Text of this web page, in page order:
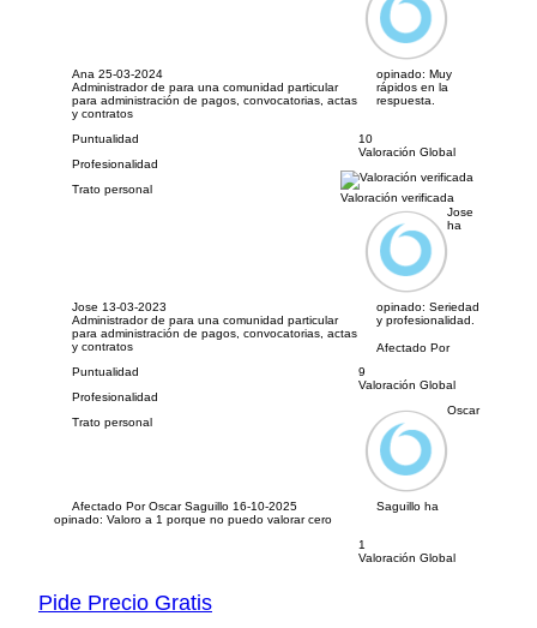
Ana 25-03-2024
Administrador de para una comunidad particular
para administración de pagos, convocatorias, actas
y contratos
opinado: Muy
rápidos en la
respuesta.
Puntualidad
Profesionalidad
Trato personal
10
Valoración Global
Valoración verificada
Jose 13-03-2023
Administrador de para una comunidad particular
para administración de pagos, convocatorias, actas
y contratos
Jose
ha
opinado: Seriedad
y profesionalidad.
Puntualidad
Profesionalidad
Trato personal
9
Valoración Global
Afectado Por Oscar Saguillo 16-10-2025
Afectado Por
Oscar
Saguillo ha
opinado: Valoro a 1 porque no puedo valorar cero
1
Valoración Global
Pide Precio Gratis